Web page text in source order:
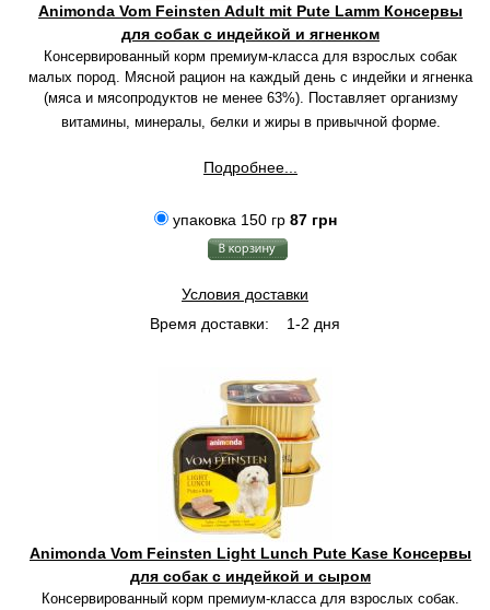
Animonda Vom Feinsten Adult mit Pute Lamm Консервы
для собак с индейкой и ягненком
Консервированный корм премиум-класса для взрослых собак
малых пород. Мясной рацион на каждый день с индейки и ягненка
(мяса и мясопродуктов не менее 63%). Поставляет организму
витамины, минералы, белки и жиры в привычной форме.
Подробнее...
упаковка 150 гр 87 грн
Условия доставки
Время доставки:
1-2 дня
Animonda Vom Feinsten Light Lunch Pute Kase Консервы
для собак с индейкой и сыром
Консервированный корм премиум-класса для взрослых собак.